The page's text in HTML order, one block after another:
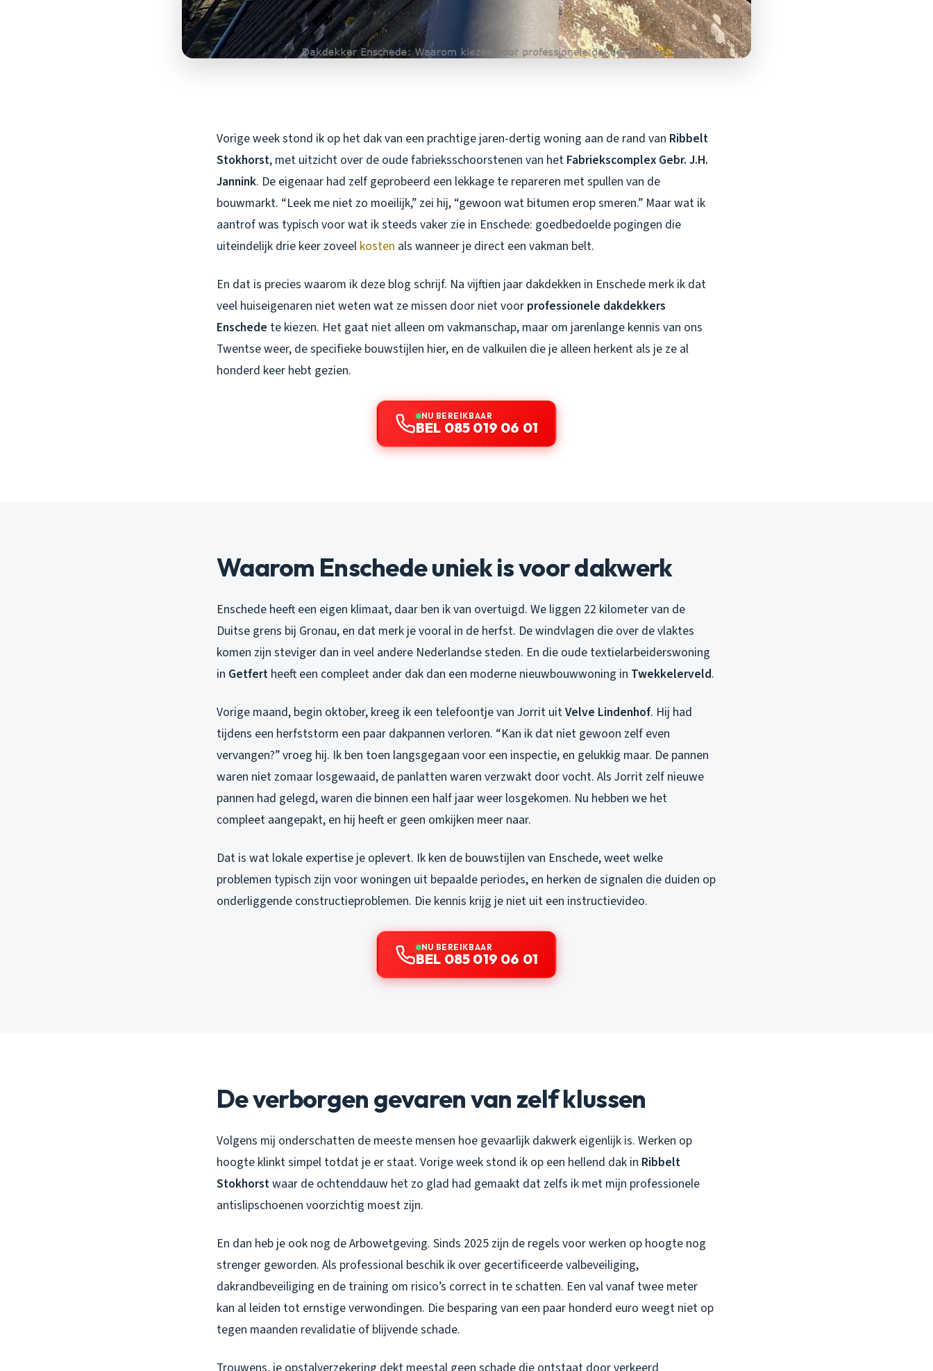
Vorige week stond ik op het dak van een prachtige jaren-dertig woning aan de rand van Ribbelt
Stokhorst, met uitzicht over de oude fabrieksschoorstenen van het Fabriekscomplex Gebr. J.H.
Jannink. De eigenaar had zelf geprobeerd een lekkage te repareren met spullen van de
bouwmarkt. “Leek me niet zo moeilijk,” zei hij, “gewoon wat bitumen erop smeren.” Maar wat ik
aantrof was typisch voor wat ik steeds vaker zie in Enschede: goedbedoelde pogingen die
uiteindelijk drie keer zoveel kosten als wanneer je direct een vakman belt.
En dat is precies waarom ik deze blog schrijf. Na vijftien jaar dakdekken in Enschede merk ik dat
veel huiseigenaren niet weten wat ze missen door niet voor professionele dakdekkers
Enschede te kiezen. Het gaat niet alleen om vakmanschap, maar om jarenlange kennis van ons
Twentse weer, de specifieke bouwstijlen hier, en de valkuilen die je alleen herkent als je ze al
honderd keer hebt gezien.
NU BEREIKBAAR
BEL 085 019 06 01
Waarom Enschede uniek is voor dakwerk
Enschede heeft een eigen klimaat, daar ben ik van overtuigd. We liggen 22 kilometer van de
Duitse grens bij Gronau, en dat merk je vooral in de herfst. De windvlagen die over de vlaktes
komen zijn steviger dan in veel andere Nederlandse steden. En die oude textielarbeiderswoning
in Getfert heeft een compleet ander dak dan een moderne nieuwbouwwoning in Twekkelerveld.
Vorige maand, begin oktober, kreeg ik een telefoontje van Jorrit uitVelve Lindenhof. Hij had
tijdens een herfststorm een paar dakpannen verloren. “Kan ik dat niet gewoon zelf even
vervangen?” vroeg hij. Ik ben toen langsgegaan voor een inspectie, en gelukkig maar. De pannen
waren niet zomaar losgewaaid, de panlatten waren verzwakt door vocht. Als Jorrit zelf nieuwe
pannen had gelegd, waren die binnen een half jaar weer losgekomen. Nu hebben we het
compleet aangepakt, en hij heeft er geen omkijken meer naar.
Dat is wat lokale expertise je oplevert. Ik ken de bouwstijlen van Enschede, weet welke
problemen typisch zijn voor woningen uit bepaalde periodes, en herken de signalen die duiden op
onderliggende constructieproblemen. Die kennis krijg je niet uit een instructievideo.
NU BEREIKBAAR
BEL 085 019 06 01
De verborgen gevaren van zelf klussen
Volgens mij onderschatten de meeste mensen hoe gevaarlijk dakwerk eigenlijk is. Werken op
hoogte klinkt simpel totdat je er staat. Vorige week stond ik op een hellend dak in Ribbelt
Stokhorstwaar de ochtenddauw het zo glad had gemaakt dat zelfs ik met mijn professionele
antislipschoenen voorzichtig moest zijn.
En dan heb je ook nog de Arbowetgeving. Sinds 2025 zijn de regels voor werken op hoogte nog
strenger geworden. Als professional beschik ik over gecertificeerde valbeveiliging,
dakrandbeveiliging en de training om risico’s correct in te schatten. Een val vanaf twee meter
kan al leiden tot ernstige verwondingen. Die besparing van een paar honderd euro weegt niet op
tegen maanden revalidatie of blijvende schade.